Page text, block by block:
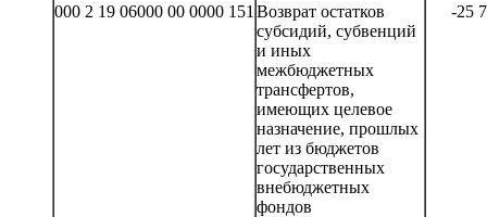
000 2 19 06000 00 0000 151 Возврат остатков
субсидий, субвенций
и иных
межбюджетных
трансфертов,
имеющих целевое
назначение, прошлых
лет из бюджетов
государственных
внебюджетных
фондов
-25